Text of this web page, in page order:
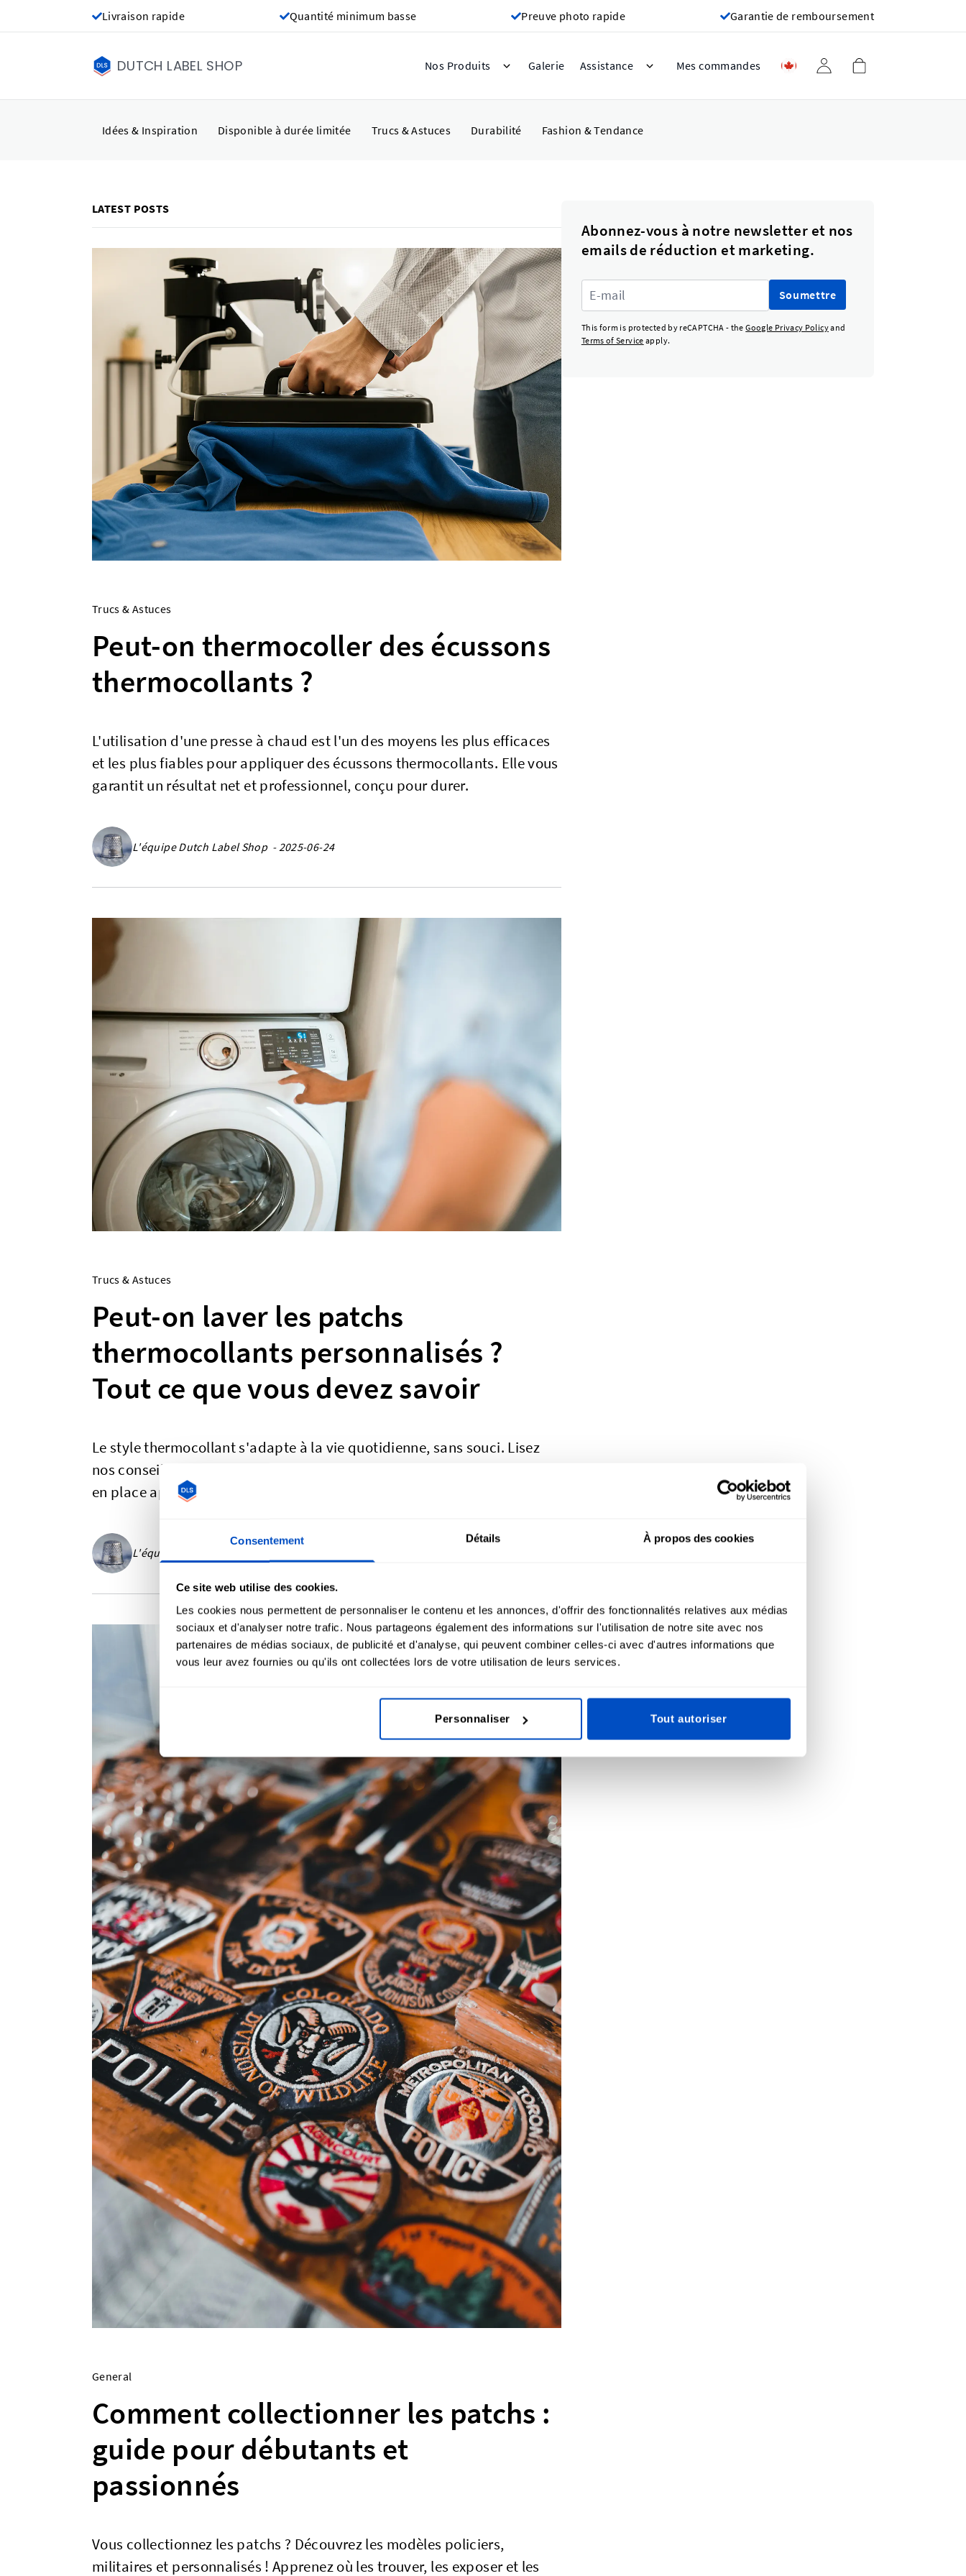
Consentement Détails À propos des cookies
Ce site web utilise des cookies.
Les cookies nous permettent de personnaliser le contenu et les annonces, d'offrir des fonctionnalités relatives aux médias
sociaux et d'analyser notre trafic. Nous partageons également des informations sur l'utilisation de notre site avec nos
partenaires de médias sociaux, de publicité et d'analyse, qui peuvent combiner celles-ci avec d'autres informations que
vous leur avez fournies ou qu'ils ont collectées lors de votre utilisation de leurs services.
Personnaliser Tout autoriser
Livraison rapide Quantité minimum basse Preuve photo rapide Garantie de remboursement
DUTCH LABEL SHOP Nos Produits Galerie Assistance Mes commandes
Idées & Inspiration Disponible à durée limitée Trucs & Astuces Durabilité Fashion & Tendance
LATEST POSTS
Trucs & Astuces
Peut-on thermocoller des écussons
thermocollants ?
L'utilisation d'une presse à chaud est l'un des moyens les plus efficaces
et les plus fiables pour appliquer des écussons thermocollants. Elle vous
garantit un résultat net et professionnel, conçu pour durer.
L'équipe Dutch Label Shop - 2025-06-24
Trucs & Astuces
Peut-on laver les patchs
thermocollants personnalisés ?
Tout ce que vous devez savoir
Le style thermocollant s'adapte à la vie quotidienne, sans souci. Lisez
nos conseils pour vous assurer que vos patchs personnalisés resteront
en place après le lavage de vos vêtements.
L'équipe Dutch Label Shop - 2025-05-09
General
Comment collectionner les patchs :
guide pour débutants et
passionnés
Vous collectionnez les patchs ? Découvrez les modèles policiers,
militaires et personnalisés ! Apprenez où les trouver, les exposer et les
Abonnez-vous à notre newsletter et nos
emails de réduction et marketing.
Soumettre
This form is protected by reCAPTCHA - theGoogle Privacy Policyand
Terms of Service apply.